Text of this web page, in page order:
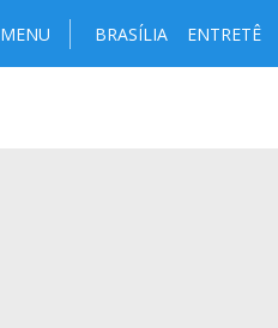
MENU BRASÍLIA ENTRETÊ